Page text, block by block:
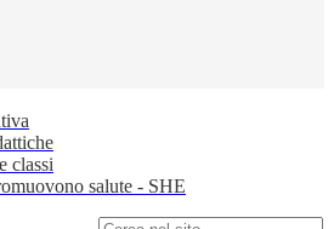
classi
salute - SHE